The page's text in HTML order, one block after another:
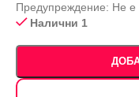
Предупреждение: Не
Налични 1